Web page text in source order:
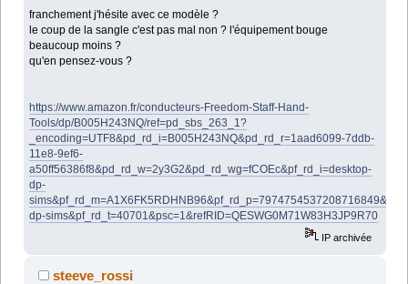
franchement j'hésite avec ce modèle ?
le coup de la sangle c'est pas mal non ? l'équipement bouge
beaucoup moins ?
qu'en pensez-vous ?
https://www.amazon.fr/conducteurs-Freedom-Staff-Hand-
Tools/dp/B005H243NQ/ref=pd_sbs_263_1?
_encoding=UTF8&pd_rd_i=B005H243NQ&pd_rd_r=1aad6099-7ddb-
11e8-9ef6-
a50ff56386f8&pd_rd_w=2y3G2&pd_rd_wg=fCOEc&pf_rd_i=desktop-
dp-
dp-sims&pf_rd_t=40701&psc=1&refRID=QESWG0M71W83H3JP9R70
IP archivée
steeve_rossi